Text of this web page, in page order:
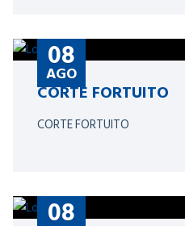
08
AGO
CORTE FORTUITO
CORTE FORTUITO
08